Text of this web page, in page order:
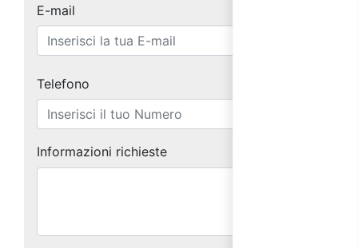
E-mail
Telefono
Informazioni richieste